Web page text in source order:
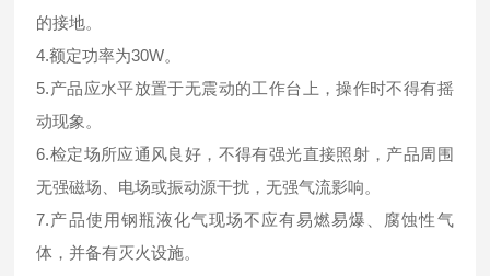
的接地。
4.额定功率为30W。
5.产品应水平放置于无震动的工作台上，操作时不得有摇
动现象。
6.检定场所应通风良好，不得有强光直接照射，产品周围
无强磁场、电场或振动源干扰，无强气流影响。
7.产品使用钢瓶液化气现场不应有易燃易爆、腐蚀性气
体，并备有灭火设施。